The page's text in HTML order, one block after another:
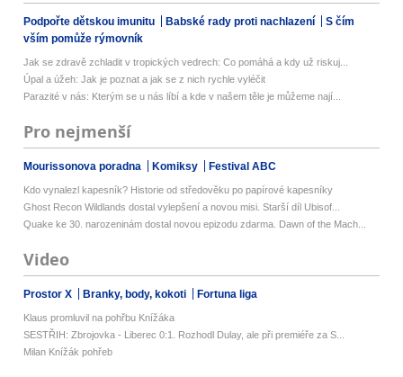
Podpořte dětskou imunitu Babské rady proti nachlazení
S čím
vším pomůže rýmovník
Jak se zdravě zchladit v tropických vedrech: Co pomáhá a kdy už riskuj...
Úpal a úžeh: Jak je poznat a jak se z nich rychle vyléčit
Parazité v nás: Kterým se u nás líbí a kde v našem těle je můžeme nají...
Pro nejmenší
Mourissonova poradna Komiksy Festival ABC
Kdo vynalezl kapesník? Historie od středověku po papírové kapesníky
Ghost Recon Wildlands dostal vylepšení a novou misi. Starší díl Ubisof...
Quake ke 30. narozeninám dostal novou epizodu zdarma. Dawn of the Mach...
Video
Prostor X Branky, body, kokoti Fortuna liga
Klaus promluvil na pohřbu Knížáka
SESTŘIH: Zbrojovka - Liberec 0:1. Rozhodl Dulay, ale při premiéře za S...
Milan Knížák pohřeb